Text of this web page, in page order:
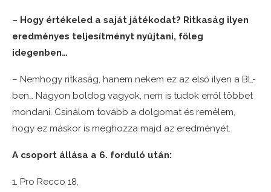
– Hogy értékeled a saját játékodat? Ritkaság ilyen
eredményes teljesítményt nyújtani, főleg
idegenben…
– Nemhogy ritkaság, hanem nekem ez az első ilyen a BL-
ben… Nagyon boldog vagyok, nem is tudok erről többet
mondani. Csinálom tovább a dolgomat és remélem,
hogy ez máskor is meghozza majd az eredményét.
A csoport állása a 6. forduló után:
1. Pro Recco 18,